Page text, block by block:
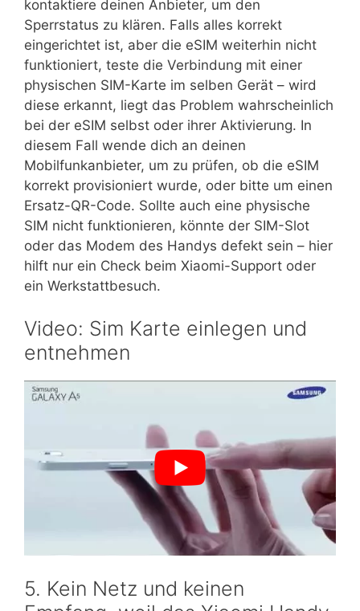
kontaktiere deinen Anbieter, um den
Sperrstatus zu klären. Falls alles korrekt
eingerichtet ist, aber die eSIM weiterhin nicht
funktioniert, teste die Verbindung mit einer
physischen SIM-Karte im selben Gerät – wird
diese erkannt, liegt das Problem wahrscheinlich
bei der eSIM selbst oder ihrer Aktivierung. In
diesem Fall wende dich an deinen
Mobilfunkanbieter, um zu prüfen, ob die eSIM
korrekt provisioniert wurde, oder bitte um einen
Ersatz-QR-Code. Sollte auch eine physische
SIM nicht funktionieren, könnte der SIM-Slot
oder das Modem des Handys defekt sein – hier
hilft nur ein Check beim Xiaomi-Support oder
ein Werkstattbesuch.
Video: Sim Karte einlegen und
entnehmen
5. Kein Netz und keinen